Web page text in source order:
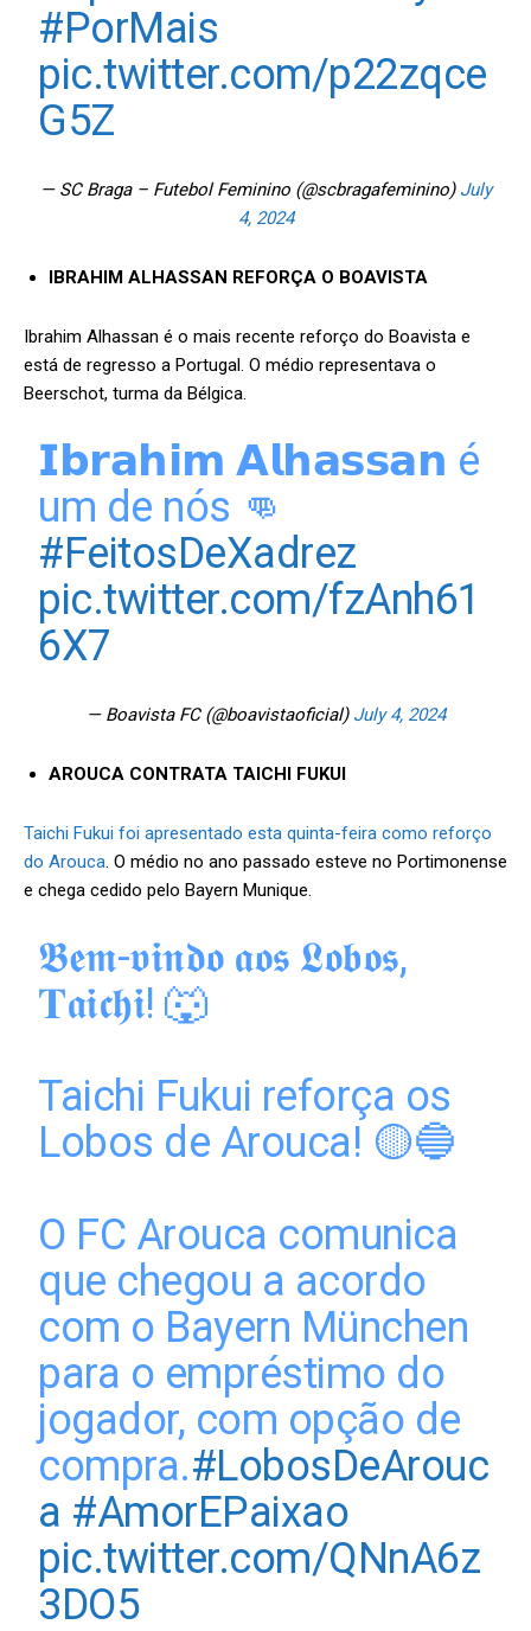
#PorMais
pic.twitter.com/p22zqce
G5Z
— SC Braga – Futebol Feminino (@scbragafeminino) July
4, 2024
IBRAHIM ALHASSAN REFORÇA O BOAVISTA
Ibrahim Alhassan é o mais recente reforço do Boavista e
está de regresso a Portugal. O médio representava o
Beerschot, turma da Bélgica.
𝗜𝗯𝗿𝗮𝗵𝗶𝗺 𝗔𝗹𝗵𝗮𝘀𝘀𝗮𝗻 é
um de nós 👊
#FeitosDeXadrez
pic.twitter.com/fzAnh61
6X7
— Boavista FC (@boavistaoficial) July 4, 2024
AROUCA CONTRATA TAICHI FUKUI
Taichi Fukui foi apresentado esta quinta-feira como reforço
do Arouca . O médio no ano passado esteve no Portimonense
e chega cedido pelo Bayern Munique.
𝕭𝖊𝖒-𝖛𝖎𝖓𝖉𝖔 𝖆𝖔𝖘 𝕷𝖔𝖇𝖔𝖘,
𝐓𝖆𝖎𝖈𝖍𝖎! 🐺
Taichi Fukui reforça os
Lobos de Arouca! 🟡🔵
O FC Arouca comunica
que chegou a acordo
com o Bayern München
para o empréstimo do
jogador, com opção de
compra.#LobosDeArouc
a #AmorEPaixao
pic.twitter.com/QNnA6z
3DO5